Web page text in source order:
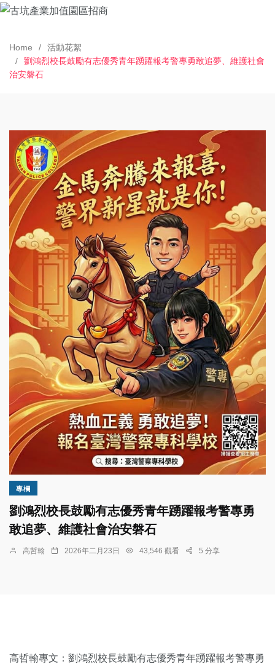
Home
活動花絮
劉鴻烈校長鼓勵有志優秀青年踴躍報考警專勇敢追夢、維護社會
治安磐石
專欄
劉鴻烈校長鼓勵有志優秀青年踴躍報考警專勇
敢追夢、維護社會治安磐石
高哲翰 2026年二月23日 43,546 觀看 5 分享
高哲翰專文： 劉鴻烈校長鼓勵有志優秀青年踴躍報考警專勇